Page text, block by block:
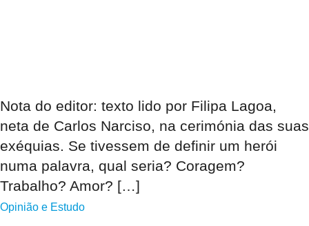
Nota do editor: texto lido por Filipa Lagoa,
neta de Carlos Narciso, na cerimónia das suas
exéquias. Se tivessem de definir um herói
numa palavra, qual seria? Coragem?
Trabalho? Amor? […]
Opinião e Estudo